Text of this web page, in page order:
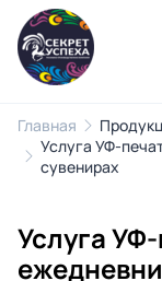
Главная
Услуга УФ-
сувенирах
Услуга